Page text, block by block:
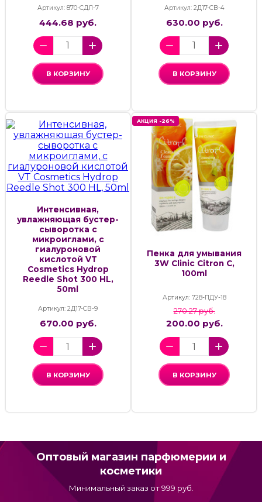
Артикул: 870-СДЛ-7
444.68 руб.
В КОРЗИНУ
Артикул: 2Д17-СВ-4
630.00 руб.
В КОРЗИНУ
Интенсивная,
увлажняющая бустер-
сыворотка с
микроиглами, с
гиалуроновой
кислотой VT
Cosmetics Hydrop
Reedle Shot 300 HL,
50ml
Артикул: 2Д17-СВ-9
670.00 руб.
В КОРЗИНУ
АКЦИЯ -26%
Пенка для умывания
3W Clinic Citron C,
100ml
Артикул: 728-ПДУ-18
270.27 руб.
200.00 руб.
В КОРЗИНУ
Оптовый магазин парфюмерии и
косметики
Минимальный заказ от 999 руб.